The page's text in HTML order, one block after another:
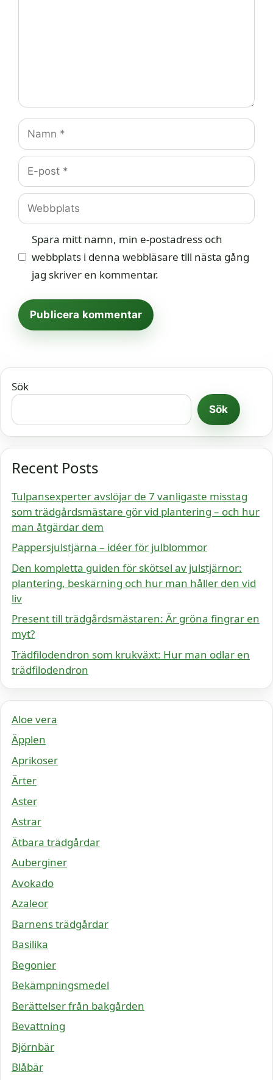
Namn
E-
post
Webbplats
Spara mitt namn, min e-postadress och
webbplats i denna webbläsare till nästa gång
jag skriver en kommentar.
Sök
Sök
Recent Posts
Tulpansexperter avslöjar de 7 vanligaste misstag
som trädgårdsmästare gör vid plantering – och hur
man åtgärdar dem
Pappersjulstjärna – idéer för julblommor
Den kompletta guiden för skötsel av julstjärnor:
plantering, beskärning och hur man håller den vid
liv
Present till trädgårdsmästaren: Är gröna fingrar en
myt?
Trädfilodendron som krukväxt: Hur man odlar en
trädfilodendron
Aloe vera
Äpplen
Aprikoser
Ärter
Aster
Astrar
Ätbara trädgårdar
Auberginer
Avokado
Azaleor
Barnens trädgårdar
Basilika
Begonier
Bekämpningsmedel
Berättelser från bakgården
Bevattning
Björnbär
Blåbär